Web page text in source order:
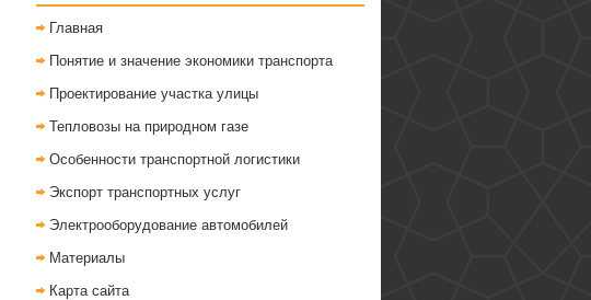
Главная
Понятие и значение экономики транспорта
Проектирование участка улицы
Тепловозы на природном газе
Особенности транспортной логистики
Экспорт транспортных услуг
Электрооборудование автомобилей
Материалы
Карта сайта